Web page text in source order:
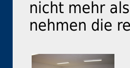
nicht mehr
nehmen die